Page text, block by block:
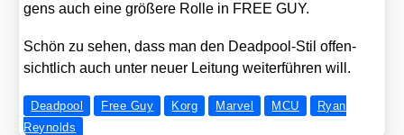
gens auch eine grö­ße­re Rol­le in FREE GUY.
Schön zu sehen, dass man den Dead­pool-Stil offen­
sicht­lich auch unter neu­er Lei­tung wei­ter­füh­ren will.
Deadpool Free Guy Korg Marvel MCU
Ryan
Reynolds